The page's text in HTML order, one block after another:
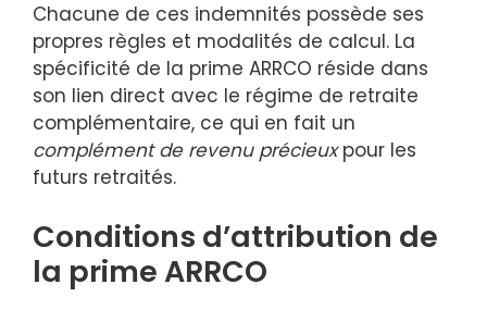
Chacune de ces indemnités possède ses
propres règles et modalités de calcul. La
spécificité de la prime ARRCO réside dans
son lien direct avec le régime de retraite
complémentaire, ce qui en fait un
complément de revenu précieuxpour les
futurs retraités.
Conditions d’attribution de
la prime ARRCO